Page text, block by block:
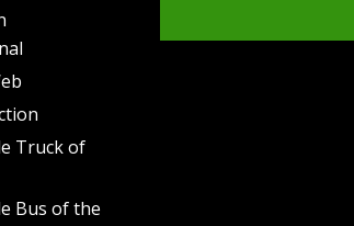
Truck of
Bus of the